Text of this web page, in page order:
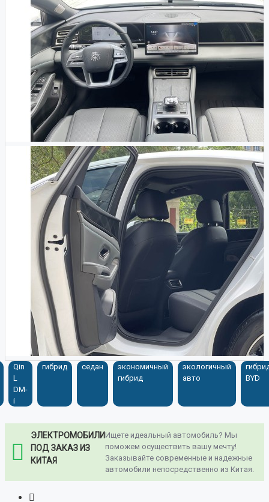
Qin
L
DM-
i
гибрид седан
экономичный
гибрид
экологичный
авто
BYD
ЭЛЕКТРОМОБИЛИ
ПОД ЗАКАЗ ИЗ
КИТАЯ
Ищете идеальный автомобиль? Мы
поможем осуществить вашу мечту!
Заказывайте современные и надежные
автомобили непосредственно из Китая.